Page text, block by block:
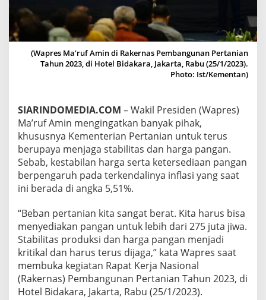
A
S
D
A
H
A
P
A
N
A
N
(Wapres Ma’ruf Amin di Rakernas Pembangunan Pertanian
Tahun 2023, di Hotel Bidakara, Jakarta, Rabu (25/1/2023).
Photo: Ist/Kementan)
SIARINDOMEDIA.COM – Wakil Presiden (Wapres)
Ma’ruf Amin mengingatkan banyak pihak,
khususnya Kementerian Pertanian untuk terus
berupaya menjaga stabilitas dan harga pangan.
Sebab, kestabilan harga serta ketersediaan pangan
berpengaruh pada terkendalinya inflasi yang saat
ini berada di angka 5,51%.
“Beban pertanian kita sangat berat. Kita harus bisa
menyediakan pangan untuk lebih dari 275 juta jiwa.
Stabilitas produksi dan harga pangan menjadi
kritikal dan harus terus dijaga,” kata Wapres saat
membuka kegiatan Rapat Kerja Nasional
(Rakernas) Pembangunan Pertanian Tahun 2023, di
Hotel Bidakara, Jakarta, Rabu (25/1/2023).